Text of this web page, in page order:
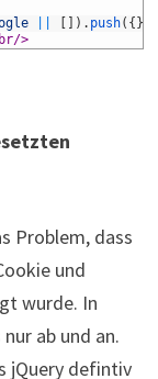
) . push( { }
>
Problem, dass
und
wurde. In
ab und an.
jQuery defintiv